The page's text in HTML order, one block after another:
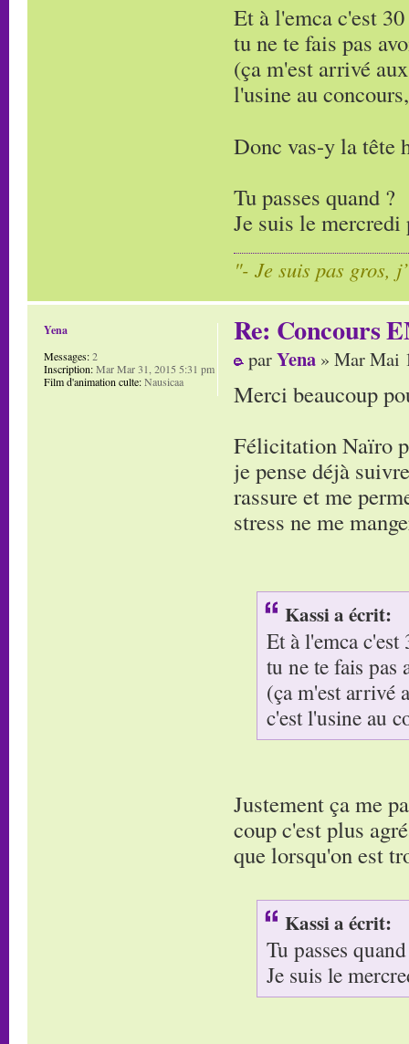
Et à l'emca c'est
tu ne te fais pas
(ça m'est arrivé
l'usine au
Donc vas-y la tête
Tu passes quand ?
Je suis le mercredi
"- Je suis pas gros,
Re: Concours
parYena » Mar Mai
Merci beaucoup
Félicitation Naïro
je pense déjà
rassure et me
stress ne me
Kassi a écrit:
Et à l'emca
tu ne te fais pas
(ça m'est arrivé
c'est l'usine au
Justement ça me
coup c'est plus
que lorsqu'on est
Kassi a écrit:
Tu passes
Je suis le
Yena
Messages:2
Inscription:Mar Mar 31, 2015 5:31 pm
Film d'animation culte:Nausicaa